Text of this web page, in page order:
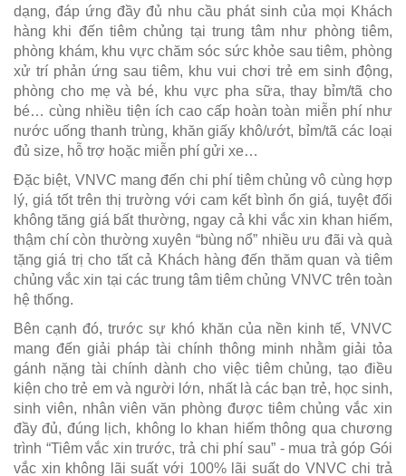
dạng, đáp ứng đầy đủ nhu cầu phát sinh của mọi Khách
hàng khi đến tiêm chủng tại trung tâm như phòng tiêm,
phòng khám, khu vực chăm sóc sức khỏe sau tiêm, phòng
xử trí phản ứng sau tiêm, khu vui chơi trẻ em sinh động,
phòng cho mẹ và bé, khu vực pha sữa, thay bỉm/tã cho
bé… cùng nhiều tiện ích cao cấp hoàn toàn miễn phí như
nước uống thanh trùng, khăn giấy khô/ướt, bỉm/tã các loại
đủ size, hỗ trợ hoặc miễn phí gửi xe…
Đặc biệt, VNVC mang đến chi phí tiêm chủng vô cùng hợp
lý, giá tốt trên thị trường với cam kết bình ổn giá, tuyệt đối
không tăng giá bất thường, ngay cả khi vắc xin khan hiếm,
thậm chí còn thường xuyên “bùng nổ” nhiều ưu đãi và quà
tặng giá trị cho tất cả Khách hàng đến thăm quan và tiêm
chủng vắc xin tại các trung tâm tiêm chủng VNVC trên toàn
hệ thống.
Bên cạnh đó, trước sự khó khăn của nền kinh tế, VNVC
mang đến giải pháp tài chính thông minh nhằm giải tỏa
gánh nặng tài chính dành cho việc tiêm chủng, tạo điều
kiện cho trẻ em và người lớn, nhất là các bạn trẻ, học sinh,
sinh viên, nhân viên văn phòng được tiêm chủng vắc xin
đầy đủ, đúng lịch, không lo khan hiếm thông qua chương
trình “Tiêm vắc xin trước, trả chi phí sau” - mua trả góp Gói
vắc xin không lãi suất với 100% lãi suất do VNVC chi trả